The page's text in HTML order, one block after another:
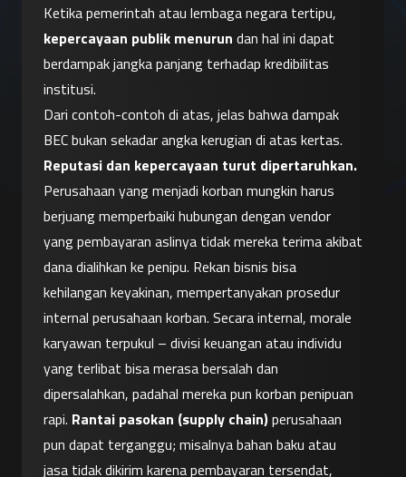
kepercayaan publik menurun dan hal ini dapat
berdampak jangka panjang terhadap kredibilitas
institusi.
Dari contoh-contoh di atas, jelas bahwa dampak
Reputasi dan kepercayaan turut dipertaruhkan.
Perusahaan yang menjadi korban mungkin harus
berjuang memperbaiki hubungan dengan vendor
yang pembayaran aslinya tidak mereka terima akibat
dana dialihkan ke penipu. Rekan bisnis bisa
kehilangan keyakinan, mempertanyakan prosedur
internal perusahaan korban. Secara internal, morale
karyawan terpukul – divisi keuangan atau individu
yang terlibat bisa merasa bersalah dan
dipersalahkan, padahal mereka pun korban penipuan
rapi. Rantai pasokan (supply chain) perusahaan
pun dapat terganggu; misalnya bahan baku atau
jasa tidak dikirim karena pembayaran tersendat,